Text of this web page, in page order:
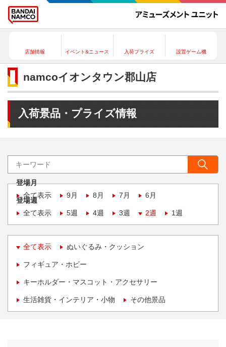
店舗情報 イベント&ニュース 入荷プライズ 設置ゲーム機
namcoイオンタウン郡山店
入荷景品・プライズ情報
登場月
全て表示
9月 8月 7月 6月
登場週
全て表示
5週 4週 3週 2週 1週
全て表示 ぬいぐるみ・クッション
フィギュア・ホビー
キーホルダー・マスコット・アクセサリー
生活雑貨・インテリア・小物 その他景品